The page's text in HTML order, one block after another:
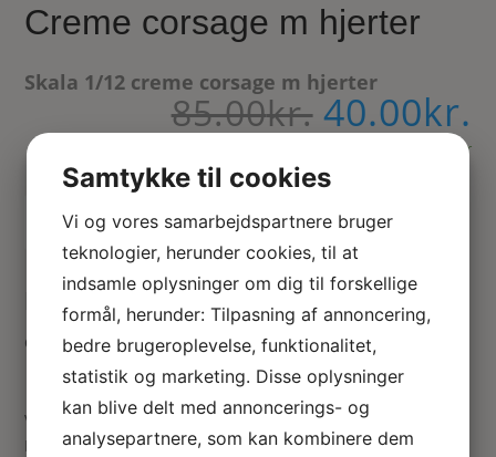
Creme corsage m hjerter
Skala 1/12 creme corsage m hjerter
85.00kr. Den
pris
var:
85.00kr..
40.00kr.
På lager
Tilføj til kurv
Dukkehus hjerte corsage
Corsage i creme med hjerter til dukkehus damer
Vær den første til at anmelde “Creme corsage m hjerter”
Din e-mailadresse vil ikke blive publiceret. Krævede felter
Samtykke til cookies
Vi og vores samarbejdspartnere bruger
teknologier, herunder cookies, til at
indsamle oplysninger om dig til forskellige
formål, herunder: Tilpasning af annoncering,
bedre brugeroplevelse, funktionalitet,
statistik og marketing. Disse oplysninger
kan blive delt med annoncerings- og
analysepartnere, som kan kombinere dem